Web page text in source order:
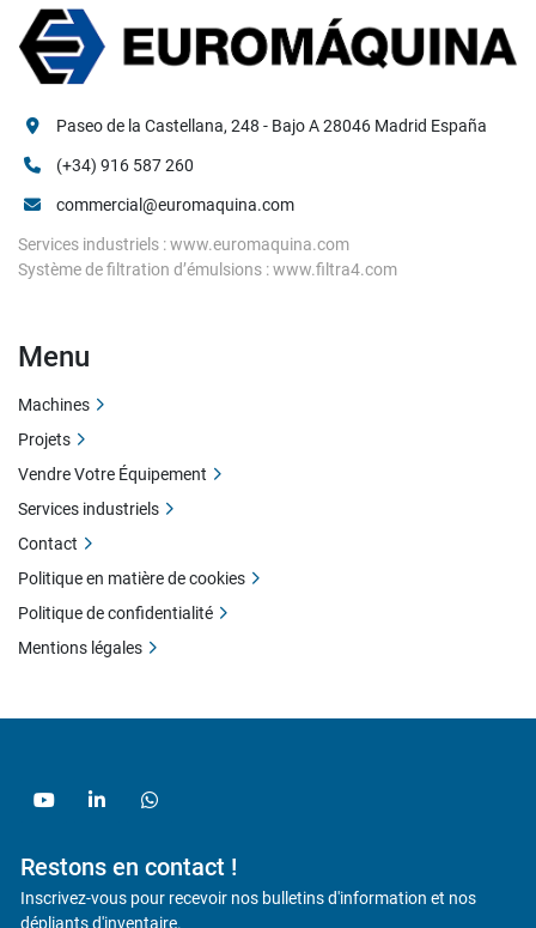
youtubelinkedinwhatsapp
Restons en contact !
Inscrivez-vous pour recevoir nos bulletins d'information et nos
dépliants d'inventaire.
Paseo de la Castellana, 248 - Bajo A 28046 Madrid España
(+34) 916 587 260
commercial@euromaquina.com
Services industriels : www.euromaquina.com
Système de filtration d’émulsions : www.filtra4.com
Menu
Machines
Projets
Vendre Votre Équipement
Services industriels
Contact
Politique en matière de cookies
Politique de confidentialité
Mentions légales